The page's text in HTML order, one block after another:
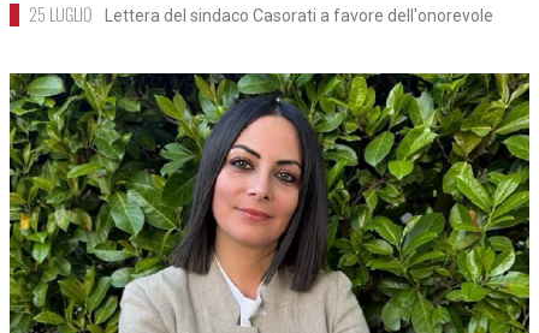
25 LUGLIO Lettera del sindaco Casorati a favore dell'onorevole